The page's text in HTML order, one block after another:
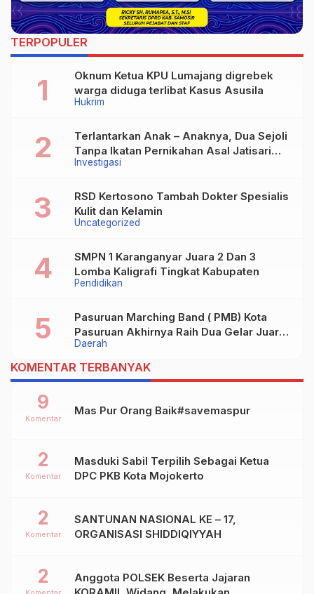
TERPOPULER
Hukrim
Oknum Ketua KPU Lumajang digrebek
warga diduga terlibat Kasus Asusila
Investigasi
Terlantarkan Anak – Anaknya, Dua Sejoli
Tanpa Ikatan Pernikahan Asal Jatisari
Kecamatan Geger Madiun dan Maospati
Uncategorized
RSD Kertosono Tambah Dokter Spesialis
Kulit dan Kelamin
Pendidikan
SMPN 1 Karanganyar Juara 2 Dan 3
Lomba Kaligrafi Tingkat Kabupaten
Daerah
Pasuruan Marching Band ( PMB) Kota
Pasuruan Akhirnya Raih Dua Gelar Juara
Dalam Kejurprov Jatim 2024
KOMENTAR TERBANYAK
Mas Pur Orang Baik#savemaspur
9
Komentar
Masduki Sabil Terpilih Sebagai Ketua
DPC PKB Kota Mojokerto
2
Komentar
SANTUNAN NASIONAL KE – 17,
ORGANISASI SHIDDIQIYYAH
2
Komentar
Anggota POLSEK Beserta Jajaran
2